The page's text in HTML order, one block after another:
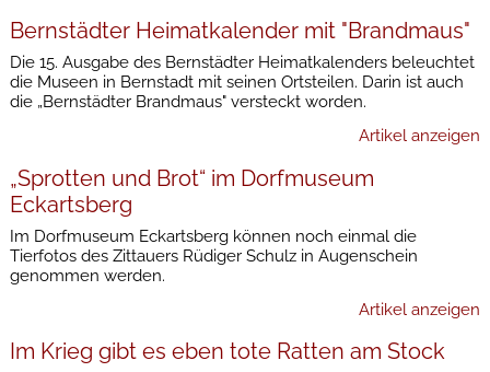
Bernstädter Heimatkalender mit "Brandmaus"
Die 15. Ausgabe des Bernstädter Heimatkalenders beleuchtet
die Museen in Bernstadt mit seinen Ortsteilen. Darin ist auch
die „Bernstädter Brandmaus" versteckt worden.
Artikel anzeigen
„Sprotten und Brot“ im Dorfmuseum
Eckartsberg
Im Dorfmuseum Eckartsberg können noch einmal die
Tierfotos des Zittauers Rüdiger Schulz in Augenschein
genommen werden.
Artikel anzeigen
Im Krieg gibt es eben tote Ratten am Stock